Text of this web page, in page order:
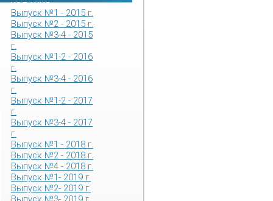
ИЗДАНИЯ
Выпуск №1 - 2015 г.
Выпуск №2 - 2015 г.
Выпуск №3-4 - 2015
г.
Выпуск №1-2 - 2016
г.
Выпуск №3-4 - 2016
г.
Выпуск №1-2 - 2017
г.
Выпуск №3-4 - 2017
г.
Выпуск №1 - 2018 г.
Выпуск №2 - 2018 г.
Выпуск №4 - 2018 г.
Выпуск №1- 2019 г.
Выпуск №2- 2019 г.